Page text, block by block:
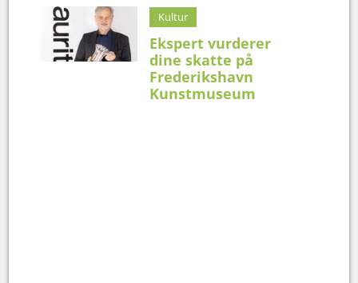
Kultur
Ekspert vurderer
dine skatte på
Frederikshavn
Kunstmuseum